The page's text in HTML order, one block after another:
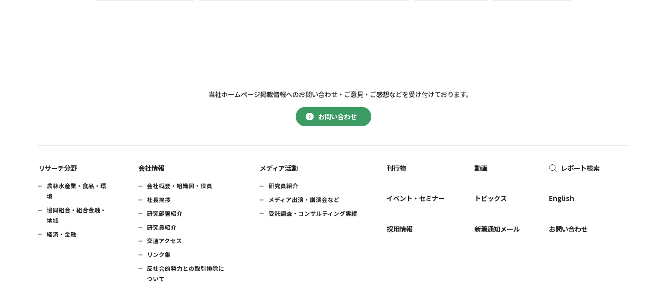
お問い合わせ
当社ホームページ掲載情報へのお問い合わせ・ ご意見・ご感想などを受け付けております。
リサーチ分野
農林水産業・食品・環
境
協同組合・組合金融・
地域
経済・金融
会社情報
会社概要・組織図・役員
社長挨拶
研究部署紹介
研究員紹介
交通アクセス
リンク集
反社会的勢力との取引排除に
ついて
メディア活動
研究員紹介
メディア出演・講演会など
受託調査・コンサルティング実績
刊行物
イベント・セミナー
採用情報
動画
トピックス
新着通知メール
レポート検索
English
お問い合わせ